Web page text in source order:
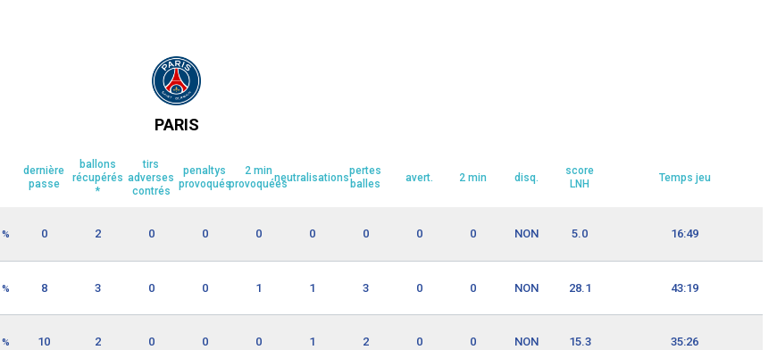
PARIS
dernière
passe
ballons
récupérés
*
tirs
adverses
contrés
penaltys
provoqués
2 min
provoquéesneutralisations
pertes
balles
avert. 2 min disq.
score
LNH
Temps jeu
% 0 2 0 0 0 0 0 0 0 NON 5.0 16:49
% 8 3 0 0 1 1 3 0 0 NON 28.1 43:19
% 10 2 0 0 0 1 2 0 0 NON 15.3 35:26